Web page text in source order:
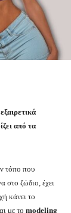
από τα
τόπο που
στο ζώδιο, έχει
κάνει το
με το modeling